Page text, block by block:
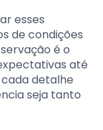
esses
de condições
é o
até
detalhe
seja tanto